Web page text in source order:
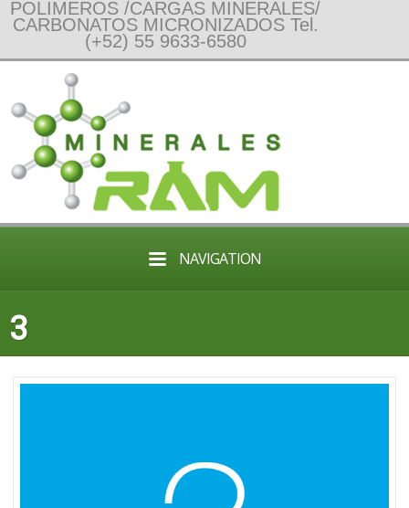
POLIMEROS /CARGAS MINERALES/
CARBONATOS MICRONIZADOS Tel.
(+52) 55 9633-6580
NAVIGATION
3